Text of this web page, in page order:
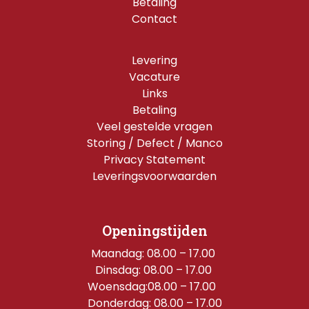
Contact
Levering
Vacature
Links
Betaling
Veel gestelde vragen
Storing / Defect / Manco
Privacy Statement
Leveringsvoorwaarden
Openingstijden
Maandag: 08.00 – 17.00
Dinsdag: 08.00 – 17.00
Woensdag:08.00 – 17.00
Donderdag: 08.00 – 17.00